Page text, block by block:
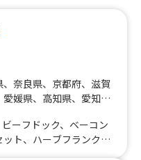
ン #お弁当
#パフェ
国料理
#パンケーキ
#ご当地グルメ
#串焼き
料理
#ベトナム料理
奈良県、京都府、滋賀
媛県、高知県、愛知
玉県、栃木県、静岡
県、茨城県、群馬県、
福井県、長野県、鳥取
ーフドック、ベーコン
ト、ハーブフランク、